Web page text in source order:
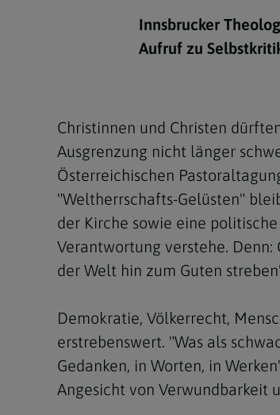
Telefonseelsorge
Innsbrucker
Aufruf zu
Christinnen und Christen
Ausgrenzung nicht länger
Österreichischen
"Weltherrschafts-Gelüsten"
der Kirche sowie eine
Verantwortung verstehe.
der Welt hin zum Guten
Demokratie, Völkerrecht,
erstrebenswert. "Was als
Gedanken, in Worten, in
Angesicht von Verwundbarkeit